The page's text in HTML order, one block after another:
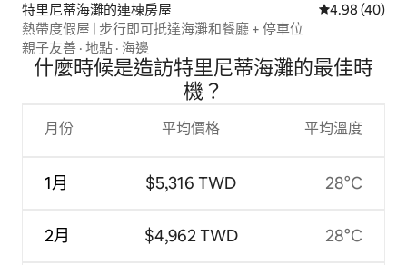
特里尼蒂海灘的連棟房屋 從 40 則評價
4.98 (40)
熱帶度假屋 | 步行即可抵達海灘和餐廳 + 停車位
親子友善 · 地點 · 海邊
什麼時候是造訪特里尼蒂海灘的最佳時
機？
月份
1月
2月
平均價格
$5,316 TWD
$4,962 TWD
平均溫度
28°C
28°C